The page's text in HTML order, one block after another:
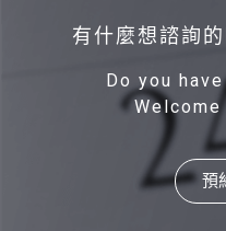
有什麼想諮詢
Do you
預